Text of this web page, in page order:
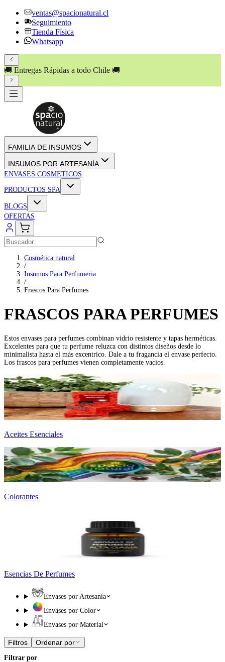
ventas@spacionatural.cl
Seguimiento
Tienda Física
Whatsapp
🚚 Entregas Rápidas a todo Chile 🚚
FAMILIA DE INSUMOS
INSUMOS POR ARTESANÍA
ENVASES COSMETICOS
PRODUCTOS SPA
BLOGS
OFERTAS
Cosmética natural
/
Insumos Para Perfumeria
/
Frascos Para Perfumes
FRASCOS PARA PERFUMES
Estos envases para perfumes combinan vidrio resistente y tapas herméticas.
Excelentes para que tu perfume reluzca con distintos diseños desde lo
minimalista hasta el más excentrico. Dale a tu fragancia el envase perfecto.
Los frascos para perfumes vienen completamente vacios.
Aceites Esenciales
Colorantes
Esencias De Perfumes
Envases por Artesanía
Envases por Color
Envases por Material
Filtros Ordenar por
Filtrar por